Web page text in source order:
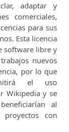
adaptar y
comerciales,
para sus
Esta licencia
software libre y
nuevos
por lo que
el uso
Wikipedia y se
al
con